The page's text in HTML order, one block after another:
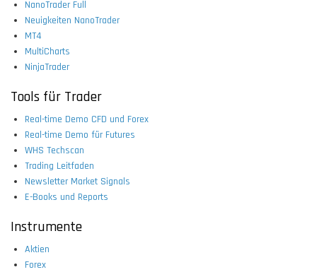
NanoTrader Full
Neuigkeiten NanoTrader
MT4
MultiCharts
NinjaTrader
Tools für Trader
Real-time Demo CFD und Forex
Real-time Demo für Futures
WHS Techscan
Trading Leitfaden
Newsletter Market Signals
E-Books und Reports
Instrumente
Aktien
Forex